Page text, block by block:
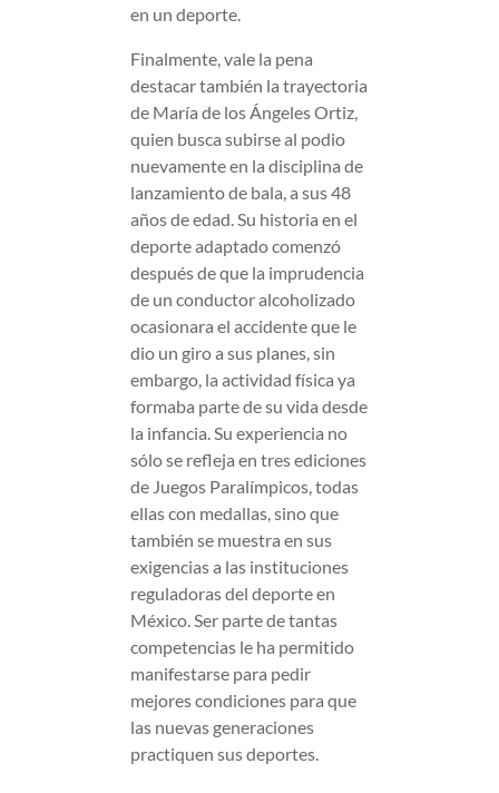
en un deporte.
Finalmente, vale la pena
destacar también la trayectoria
de María de los Ángeles Ortiz,
quien busca subirse al podio
nuevamente en la disciplina de
lanzamiento de bala, a sus 48
años de edad. Su historia en el
deporte adaptado comenzó
después de que la imprudencia
de un conductor alcoholizado
ocasionara el accidente que le
dio un giro a sus planes, sin
embargo, la actividad física ya
formaba parte de su vida desde
la infancia. Su experiencia no
sólo se refleja en tres ediciones
de Juegos Paralímpicos, todas
ellas con medallas, sino que
también se muestra en sus
exigencias a las instituciones
reguladoras del deporte en
México. Ser parte de tantas
competencias le ha permitido
manifestarse para pedir
mejores condiciones para que
las nuevas generaciones
practiquen sus deportes.